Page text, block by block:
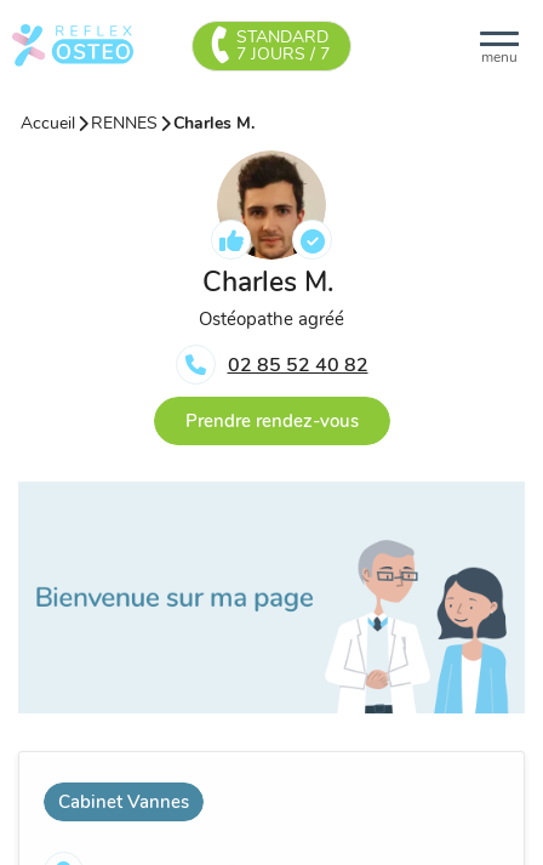
menu
STANDARD
7 JOURS / 7
Accueil RENNES Charles M.
Charles M.
Ostéopathe agréé
02 85 52 40 82
Prendre rendez-vous
Cabinet Vannes